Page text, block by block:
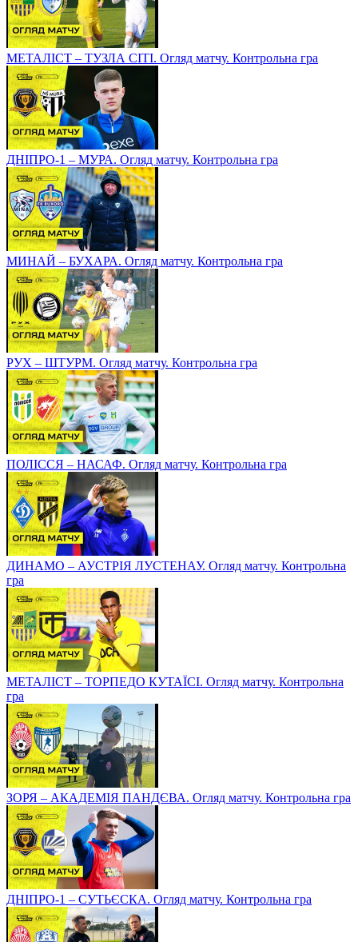
МЕТАЛІСТ – ТУЗЛА СІТІ. Огляд матчу. Контрольна гра
ДНІПРО-1 – МУРА. Огляд матчу. Контрольна гра
МИНАЙ – БУХАРА. Огляд матчу. Контрольна гра
РУХ – ШТУРМ. Огляд матчу. Контрольна гра
ПОЛІССЯ – НАСАФ. Огляд матчу. Контрольна гра
ДИНАМО – АУСТРІЯ ЛУСТЕНАУ. Огляд матчу. Контрольна
гра
МЕТАЛІСТ – ТОРПЕДО КУТАЇСІ. Огляд матчу. Контрольна
гра
ЗОРЯ – АКАДЕМІЯ ПАНДЄВА. Огляд матчу. Контрольна гра
ДНІПРО-1 – СУТЬЄСКА. Огляд матчу. Контрольна гра